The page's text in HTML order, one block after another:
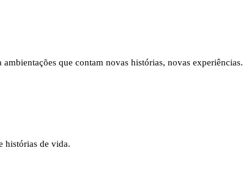
que contam novas histórias, novas experiências.
histórias de vida.